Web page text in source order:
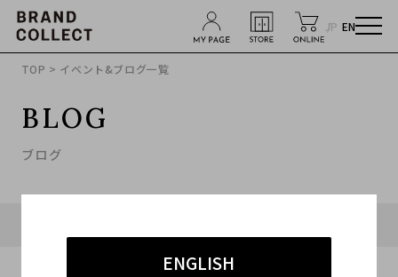
JP EN
ENGLISH
TOP > イベント&ブログ一覧
BLOG
ブログ